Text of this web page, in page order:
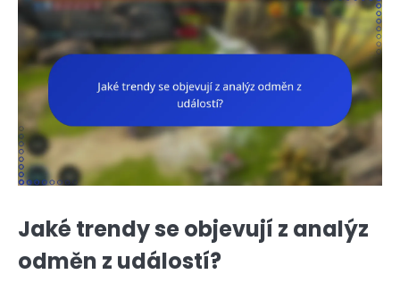
Jaké trendy se objevují z analýz
odměn z událostí?